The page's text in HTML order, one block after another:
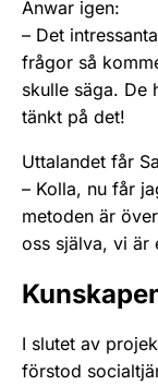
Anwar igen:
– Det
frågor så
skulle säga. De
tänkt på det!
Uttalandet får
– Kolla, nu får
metoden är
oss själva, vi är
I slutet av
förstod